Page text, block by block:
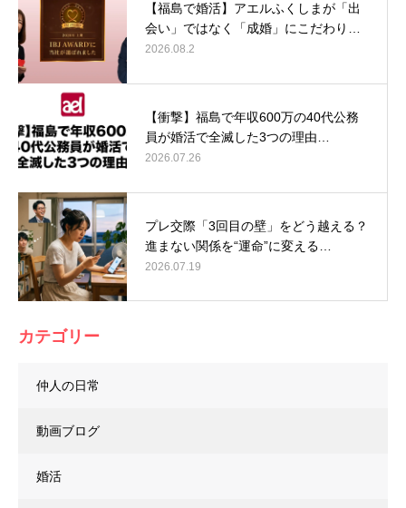
【福島で婚活】アエルふくしまが「出
会い」ではなく「成婚」にこだわり…
2026.08.2
【衝撃】福島で年収600万の40代公務
員が婚活で全滅した3つの理由…
2026.07.26
プレ交際「3回目の壁」をどう越える？
進まない関係を“運命”に変える…
2026.07.19
カテゴリー
仲人の日常
動画ブログ
婚活